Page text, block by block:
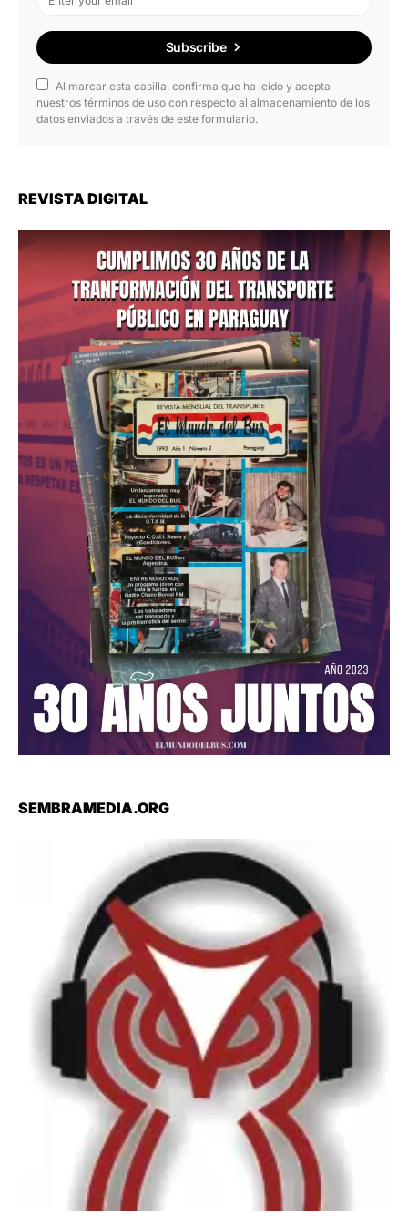
Subscribe
Al marcar esta casilla, confirma que ha leído y acepta
nuestros términos de uso con respecto al almacenamiento de los
datos enviados a través de este formulario.
REVISTA DIGITAL
SEMBRAMEDIA.ORG